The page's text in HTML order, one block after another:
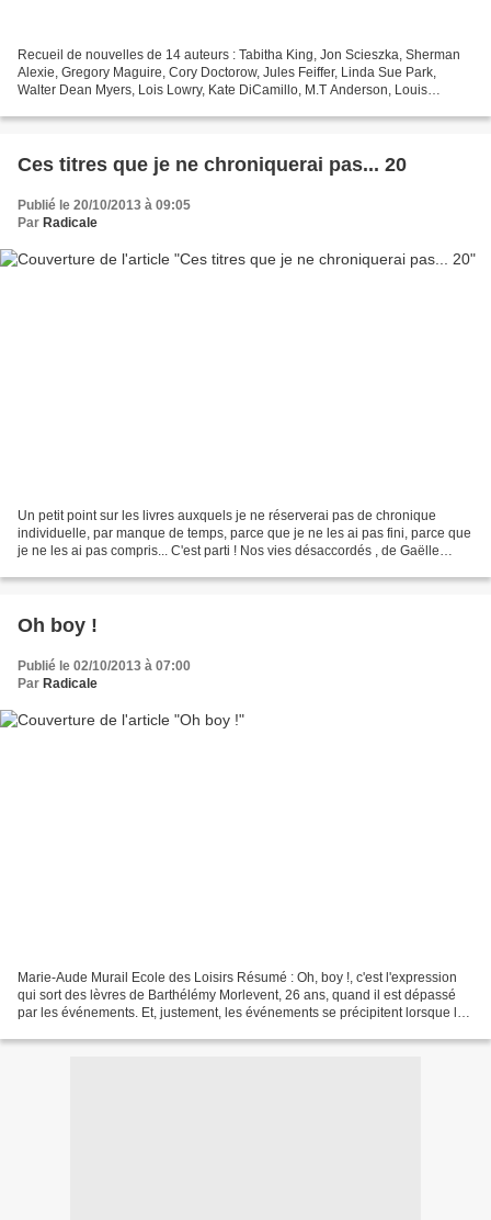
Recueil de nouvelles de 14 auteurs : Tabitha King, Jon Scieszka, Sherman
Alexie, Gregory Maguire, Cory Doctorow, Jules Feiffer, Linda Sue Park,
Walter Dean Myers, Lois Lowry, Kate DiCamillo, M.T Anderson, Louis
Ces titres que je ne chroniquerai pas... 20
Publié le 20/10/2013 à 09:05
Par Radicale
Un petit point sur les livres auxquels je ne réserverai pas de chronique
individuelle, par manque de temps, parce que je ne les ai pas fini, parce que
je ne les ai pas compris... C'est parti ! Nos vies désaccordés , de Gaëlle
Oh boy !
Publié le 02/10/2013 à 07:00
Par Radicale
Marie-Aude Murail Ecole des Loisirs Résumé : Oh, boy !, c'est l'expression
qui sort des lèvres de Barthélémy Morlevent, 26 ans, quand il est dépassé
par les événements. Et, justement, les événements se précipitent lorsque lui